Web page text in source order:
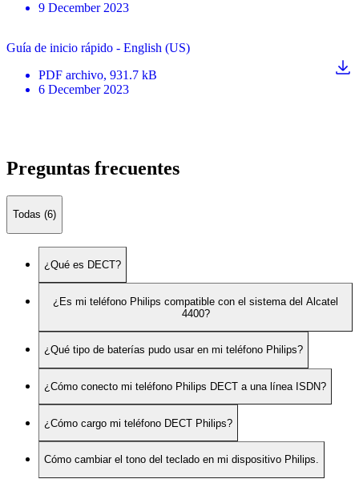
9 December 2023
Guía de inicio rápido - English (US)
PDF archivo, 931.7 kB
6 December 2023
Preguntas frecuentes
Todas (6)
¿Qué es DECT?
¿Es mi teléfono Philips compatible con el sistema del Alcatel
4400?
¿Qué tipo de baterías pudo usar en mi teléfono Philips?
¿Cómo conecto mi teléfono Philips DECT a una línea ISDN?
¿Cómo cargo mi teléfono DECT Philips?
Cómo cambiar el tono del teclado en mi dispositivo Philips.